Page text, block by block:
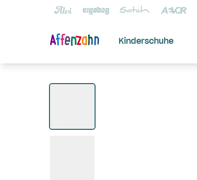
Kinderschuhe